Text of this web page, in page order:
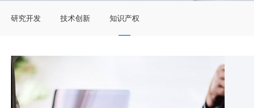
研究开发 技术创新 知识产权